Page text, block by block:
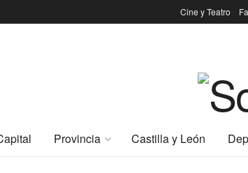
Cine y Teatro
Provincia Castilla y León